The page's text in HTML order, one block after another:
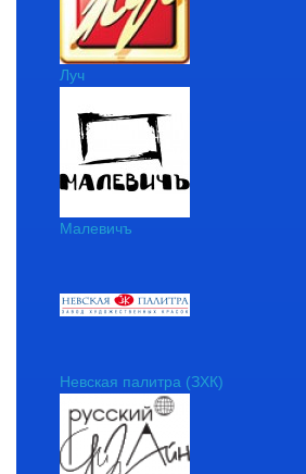
Луч
Малевичъ
Невская палитра (ЗХК)